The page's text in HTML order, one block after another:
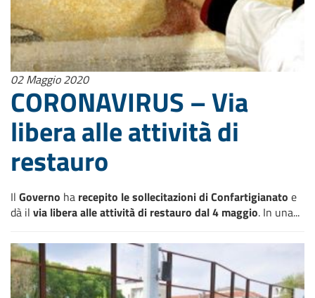
02 Maggio 2020
CORONAVIRUS – Via
libera alle attività di
restauro
Il Governo ha recepito le sollecitazioni di Confartigianato e
dà il via libera alle attività di restauro dal 4 maggio. In una...